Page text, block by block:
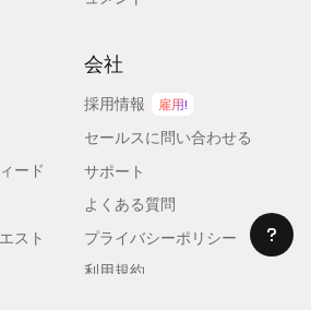
ード
スト
会社
採用情報 雇用!
セールスに問い合わせる
サポート
よくある質問
プライバシーポリシー
利用規約